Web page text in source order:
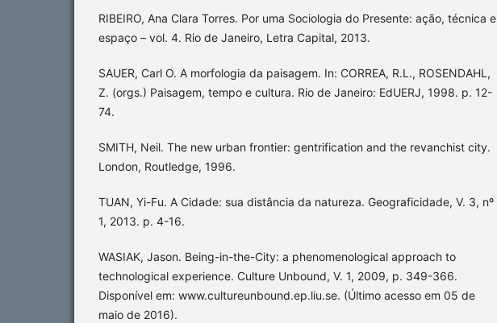
RIBEIRO, Ana Clara Torres. Por uma Sociologia do Presente: ação, técnica e
espaço – vol. 4. Rio de Janeiro, Letra Capital, 2013.
SAUER, Carl O. A morfologia da paisagem. In: CORREA, R.L., ROSENDAHL,
Z. (orgs.) Paisagem, tempo e cultura. Rio de Janeiro: EdUERJ, 1998. p. 12-
74.
SMITH, Neil. The new urban frontier: gentrification and the revanchist city.
London, Routledge, 1996.
TUAN, Yi-Fu. A Cidade: sua distância da natureza. Geograficidade, V. 3, nº
1, 2013. p. 4-16.
WASIAK, Jason. Being-in-the-City: a phenomenological approach to
technological experience. Culture Unbound, V. 1, 2009, p. 349-366.
Disponível em: www.cultureunbound.ep.liu.se. (Último acesso em 05 de
maio de 2016).